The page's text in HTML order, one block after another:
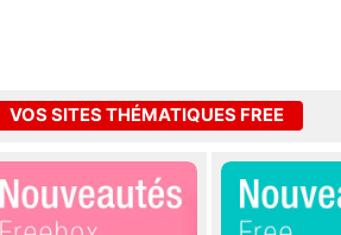
VOS SITES THÉMATIQUES FREE